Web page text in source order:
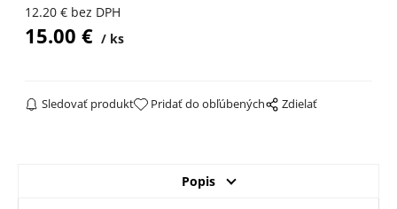
12.20€ bez DPH
15.00 € ks
Sledovať produkt Pridať do obľúbených Zdielať
Popis